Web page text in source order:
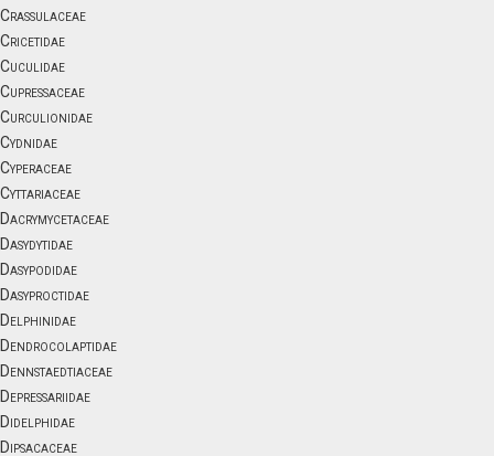
Crassulaceae
Cricetidae
Cuculidae
Cupressaceae
Curculionidae
Cydnidae
Cyperaceae
Cyttariaceae
Dacrymycetaceae
Dasydytidae
Dasypodidae
Dasyproctidae
Delphinidae
Dendrocolaptidae
Dennstaedtiaceae
Depressariidae
Didelphidae
Dipsacaceae